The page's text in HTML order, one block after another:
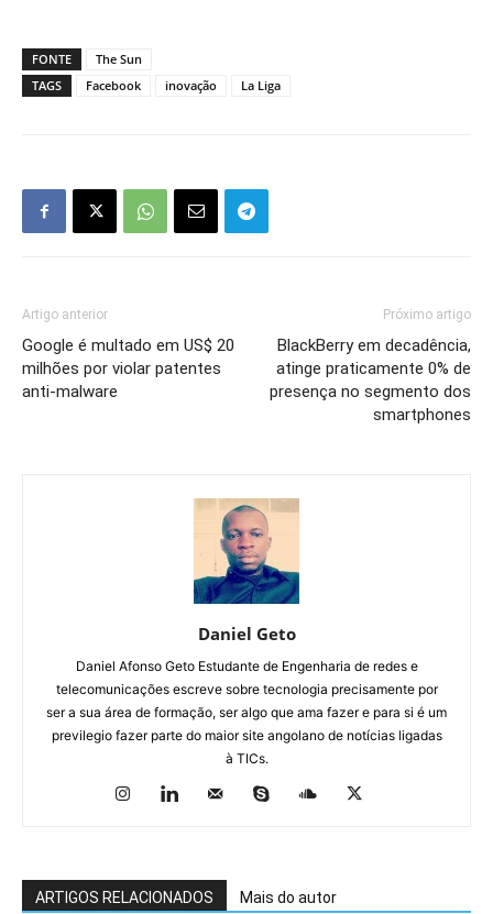
FONTE
The Sun
TAGS
Facebook inovação La Liga
Artigo anterior
Google é multado em US$ 20
milhões por violar patentes
anti-malware
Próximo artigo
BlackBerry em decadência,
atinge praticamente 0% de
presença no segmento dos
smartphones
Daniel Geto
Daniel Afonso Geto Estudante de Engenharia de redes e
telecomunicações escreve sobre tecnologia precisamente por
ser a sua área de formação, ser algo que ama fazer e para si é um
previlegio fazer parte do maior site angolano de notícias ligadas
à TICs.
ARTIGOS RELACIONADOS Mais do autor